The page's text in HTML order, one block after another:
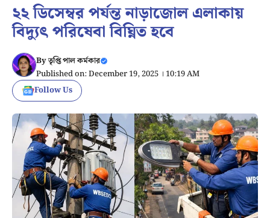
২২ ডিসেম্বর পর্যন্ত নাড়াজোল এলাকায়
বিদ্যুৎ পরিষেবা বিঘ্নিত হবে
Byতৃপ্তি পাল কর্মকার
Published on: December 19, 2025 । 10:19 AM
Follow Us